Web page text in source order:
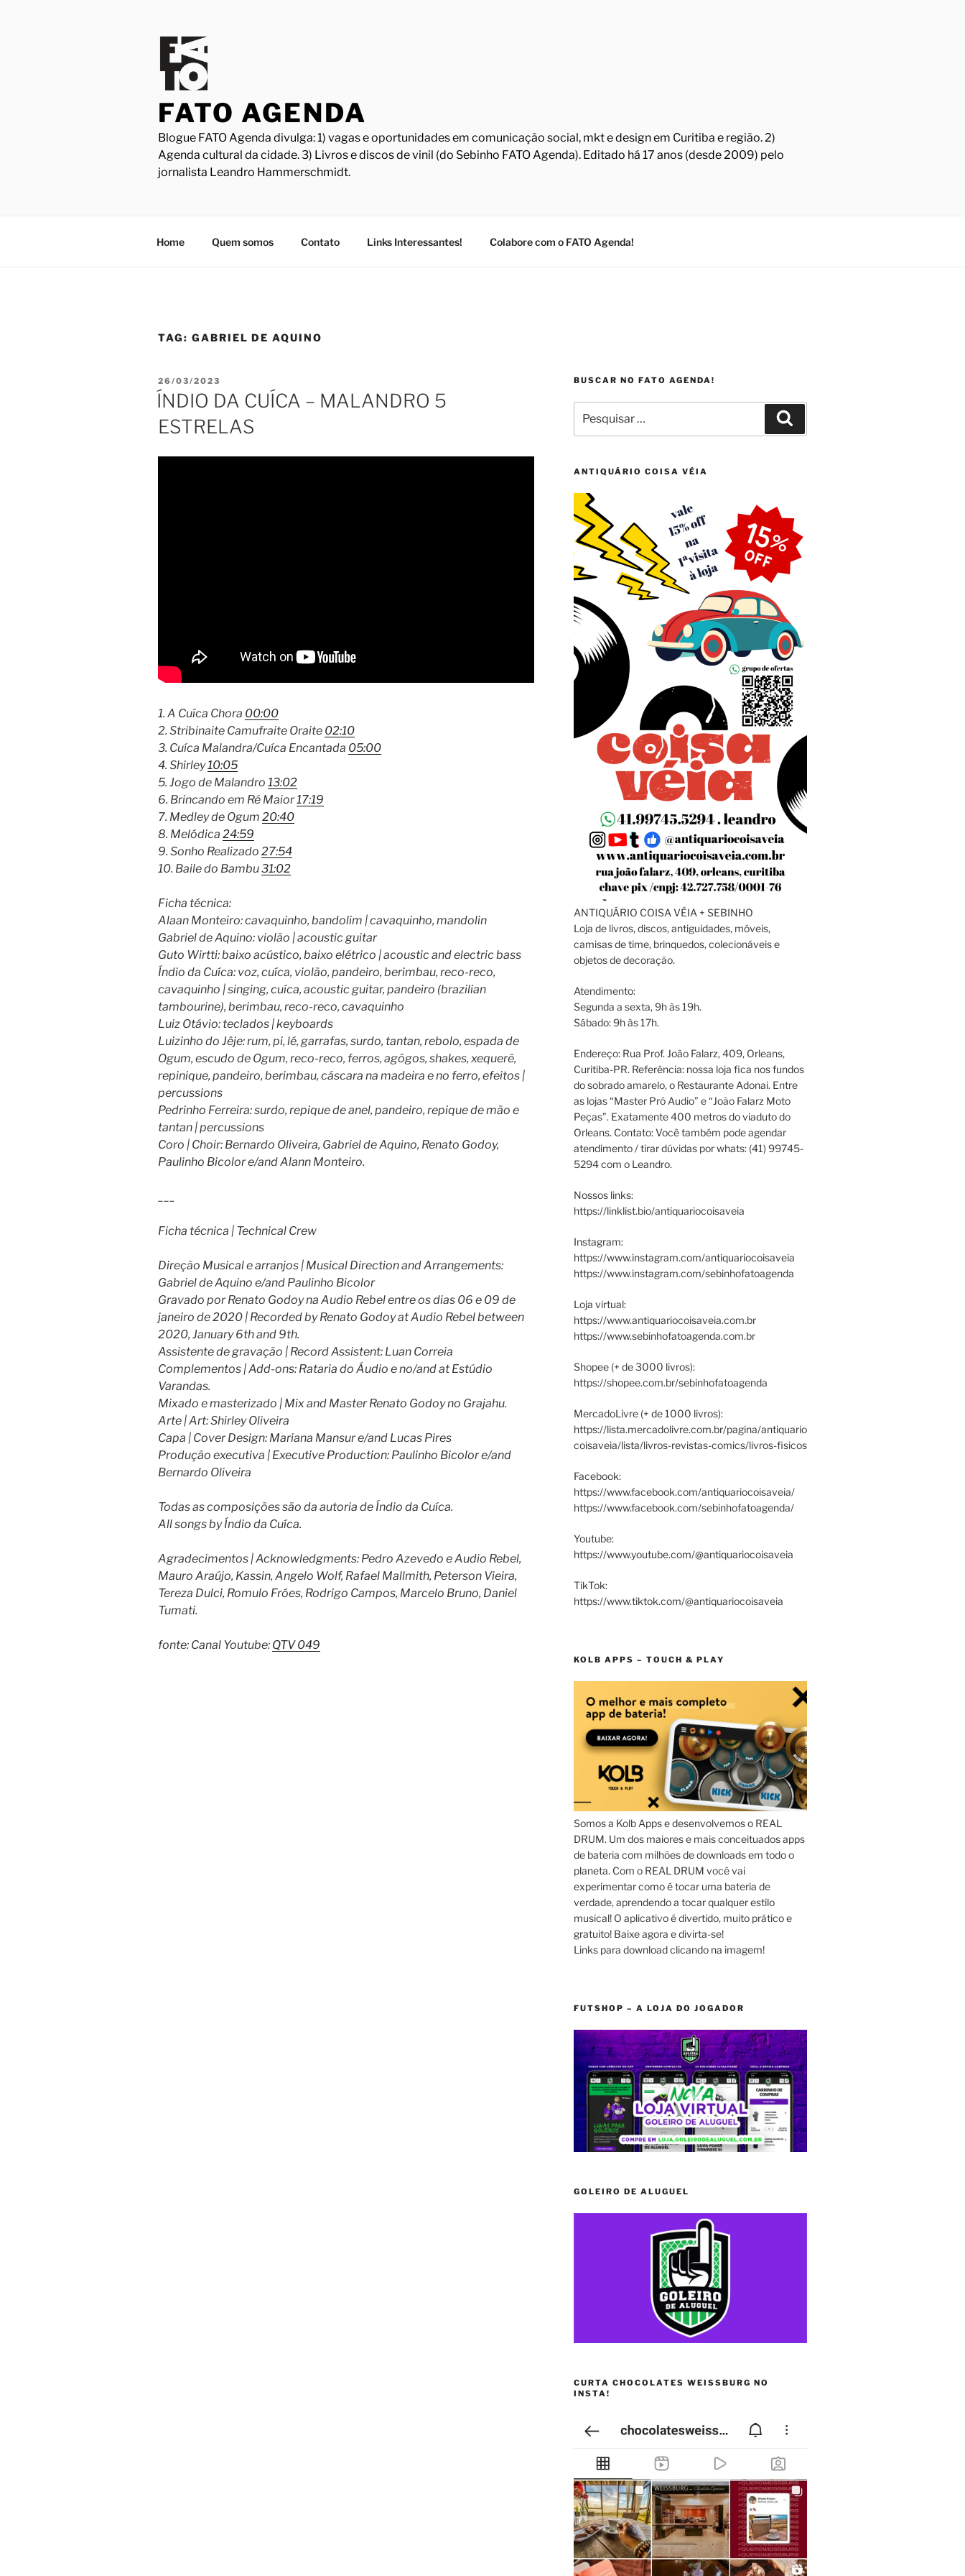
FATO AGENDA
Blogue FATO Agenda divulga: 1) vagas e oportunidades em comunicação social, mkt e design em Curitiba e região. 2)
Agenda cultural da cidade. 3) Livros e discos de vinil (do Sebinho FATO Agenda). Editado há 17 anos (desde 2009) pelo
jornalista Leandro Hammerschmidt.
Home Quem somos Contato Links Interessantes! Colabore com o FATO Agenda!
TAG: GABRIEL DE AQUINO
PUBLICADO
EM
26/03/2023
ÍNDIO DA CUÍCA – MALANDRO 5
ESTRELAS
1. A Cuíca Chora 00:00
2. Stribinaite Camufraite Oraite 02:10
3. Cuíca Malandra/Cuíca Encantada 05:00
4. Shirley10:05
5. Jogo de Malandro 13:02
6. Brincando em Ré Maior17:19
7. Medley de Ogum 20:40
8. Melódica 24:59
9. Sonho Realizado 27:54
10. Baile do Bambu31:02
Ficha técnica:
Alaan Monteiro: cavaquinho, bandolim | cavaquinho, mandolin
Gabriel de Aquino: violão | acoustic guitar
Guto Wirtti: baixo acústico, baixo elétrico | acoustic and electric bass
Índio da Cuíca: voz, cuíca, violão, pandeiro, berimbau, reco-reco,
cavaquinho | singing, cuíca, acoustic guitar, pandeiro (brazilian
tambourine), berimbau, reco-reco, cavaquinho
Luiz Otávio: teclados | keyboards
Luizinho do Jêje: rum, pi, lé, garrafas, surdo, tantan, rebolo, espada de
Ogum, escudo de Ogum, reco-reco, ferros, agôgos, shakes, xequerê,
repinique, pandeiro, berimbau, cáscara na madeira e no ferro, efeitos |
percussions
Pedrinho Ferreira: surdo, repique de anel, pandeiro, repique de mão e
tantan | percussions
Coro | Choir: Bernardo Oliveira, Gabriel de Aquino, Renato Godoy,
Paulinho Bicolor e/and Alann Monteiro.
Ficha técnica | Technical Crew
Direção Musical e arranjos | Musical Direction and Arrangements:
Gabriel de Aquino e/and Paulinho Bicolor
Gravado por Renato Godoy na Audio Rebel entre os dias 06 e 09 de
janeiro de 2020 | Recorded by Renato Godoy at Audio Rebel between
2020, January 6th and 9th.
Assistente de gravação | Record Assistent: Luan Correia
Complementos | Add-ons: Rataria do Áudio e no/and at Estúdio
Varandas.
Mixado e masterizado | Mix and Master Renato Godoy no Grajahu.
Arte | Art: Shirley Oliveira
Capa | Cover Design: Mariana Mansur e/and Lucas Pires
Produção executiva | Executive Production: Paulinho Bicolor e/and
Bernardo Oliveira
Todas as composições são da autoria de Índio da Cuíca.
All songs by Índio da Cuíca.
Agradecimentos | Acknowledgments: Pedro Azevedo e Audio Rebel,
Mauro Araújo, Kassin, Angelo Wolf, Rafael Mallmith, Peterson Vieira,
Tereza Dulci, Romulo Fróes, Rodrigo Campos, Marcelo Bruno, Daniel
Tumati.
fonte: Canal Youtube: QTV 049
BUSCAR NO FATO AGENDA!
por:
ANTIQUÁRIO COISA VÉIA
ANTIQUÁRIO COISA VÉIA + SEBINHO
Loja de livros, discos, antiguidades, móveis,
camisas de time, brinquedos, colecionáveis e
objetos de decoração.
Atendimento:
Segunda a sexta, 9h às 19h.
Sábado: 9h às 17h.
Endereço: Rua Prof. João Falarz, 409, Orleans,
Curitiba-PR. Referência: nossa loja fica nos fundos
do sobrado amarelo, o Restaurante Adonai. Entre
as lojas “Master Pró Audio” e “João Falarz Moto
Peças”. Exatamente 400 metros do viaduto do
Orleans. Contato: Você também pode agendar
atendimento / tirar dúvidas por whats: (41) 99745-
5294 com o Leandro.
Nossos links:
https://linklist.bio/antiquariocoisaveia
Instagram:
https://www.instagram.com/antiquariocoisaveia
https://www.instagram.com/sebinhofatoagenda
Loja virtual:
https://www.antiquariocoisaveia.com.br
https://www.sebinhofatoagenda.com.br
Shopee (+ de 3000 livros):
https://shopee.com.br/sebinhofatoagenda
MercadoLivre (+ de 1000 livros):
https://lista.mercadolivre.com.br/pagina/antiquario
coisaveia/lista/livros-revistas-comics/livros-fisicos
Facebook:
https://www.facebook.com/antiquariocoisaveia/
https://www.facebook.com/sebinhofatoagenda/
Youtube:
https://www.youtube.com/@antiquariocoisaveia
TikTok:
https://www.tiktok.com/@antiquariocoisaveia
KOLB APPS – TOUCH & PLAY
Somos a Kolb Apps e desenvolvemos o REAL
DRUM. Um dos maiores e mais conceituados apps
de bateria com milhões de downloads em todo o
planeta. Com o REAL DRUM você vai
experimentar como é tocar uma bateria de
verdade, aprendendo a tocar qualquer estilo
musical! O aplicativo é divertido, muito prático e
gratuito! Baixe agora e divirta-se!
Links para download clicando na imagem!
FUTSHOP – A LOJA DO JOGADOR
GOLEIRO DE ALUGUEL
CURTA CHOCOLATES WEISSBURG NO
INSTA!